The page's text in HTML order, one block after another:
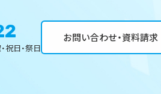
日・祭日
お問い合わせ・資料請求